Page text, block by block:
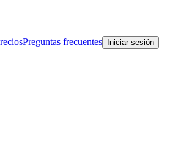
Preguntas frecuentes Iniciar sesión